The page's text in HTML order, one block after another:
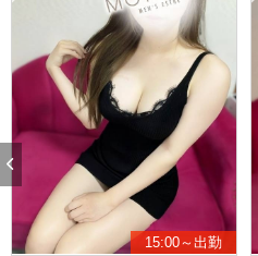
15:00～出勤